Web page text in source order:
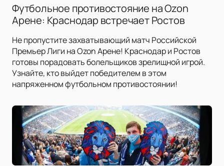
Футбольное противостояние на Ozon
Арене: Краснодар встречает Ростов
Не пропустите захватывающий матч Российской
Премьер Лиги на Ozon Арене! Краснодар и Ростов
готовы порадовать болельщиков зрелищной игрой.
Узнайте, кто выйдет победителем в этом
напряженном футбольном противостоянии!